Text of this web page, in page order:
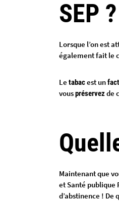
SEP ?
Lorsque l’on est
également fait le
Le tabacest un
vouspréservezde
Maintenant que
et Santé publique
d’abstinence !